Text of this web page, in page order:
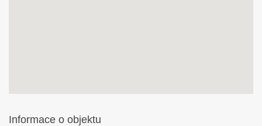
Informace o objektu